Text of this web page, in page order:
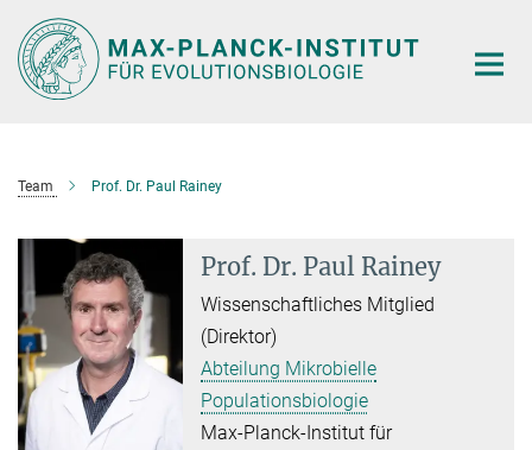
Hauptinhalt
Team Prof. Dr. Paul Rainey
Prof. Dr. Paul Rainey
Wissenschaftliches Mitglied
(Direktor)
Abteilung Mikrobielle
Populationsbiologie
Max-Planck-Institut für